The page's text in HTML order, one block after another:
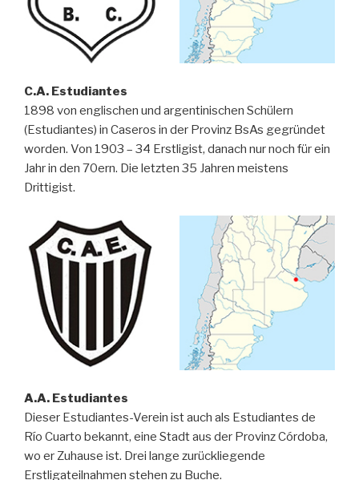
C.A. Estudiantes
1898 von englischen und argentinischen Schülern
(Estudiantes) in Caseros in der Provinz BsAs gegründet
worden. Von 1903 – 34 Erstligist, danach nur noch für ein
Jahr in den 70ern. Die letzten 35 Jahren meistens
Drittigist.
A.A. Estudiantes
Dieser Estudiantes-Verein ist auch als Estudiantes de
Río Cuarto bekannt, eine Stadt aus der Provinz Córdoba,
wo er Zuhause ist. Drei lange zurückliegende
Erstligateilnahmen stehen zu Buche.